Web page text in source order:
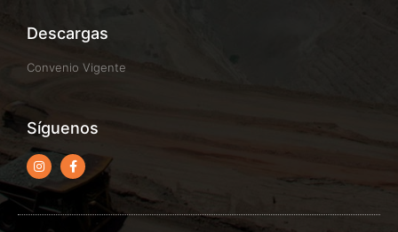
Descargas
Convenio Vigente
Síguenos